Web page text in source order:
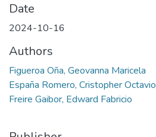
Date
2024-10-16
Authors
Figueroa Oña, Geovanna Maricela
España Romero, Cristopher Octavio
Freire Gaibor, Edward Fabricio